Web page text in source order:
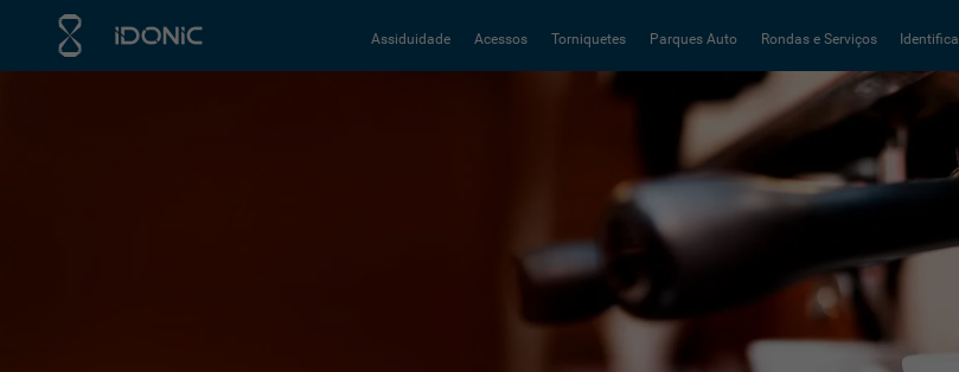
Assiduidade Acessos Torniquetes Parques Auto Rondas e Serviços